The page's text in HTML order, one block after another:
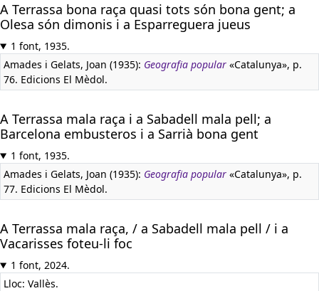
A Terrassa bona raça quasi tots són bona gent; a
Olesa són dimonis i a Esparreguera jueus
1 font, 1935.
Amades i Gelats, Joan (1935): Geografia popular «Catalunya», p.
76. Edicions El Mèdol.
A Terrassa mala raça i a Sabadell mala pell; a
Barcelona embusteros i a Sarrià bona gent
1 font, 1935.
Amades i Gelats, Joan (1935): Geografia popular «Catalunya», p.
77. Edicions El Mèdol.
A Terrassa mala raça, / a Sabadell mala pell / i a
Vacarisses foteu-li foc
1 font, 2024.
Lloc: Vallès.